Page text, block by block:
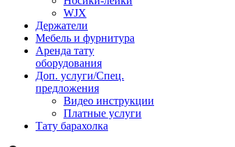
WJX
Держатели
Мебель и фурнитура
Аренда тату
оборудования
Доп. услуги/Спец.
предложения
Видео инструкции
Платные услуги
Тату барахолка